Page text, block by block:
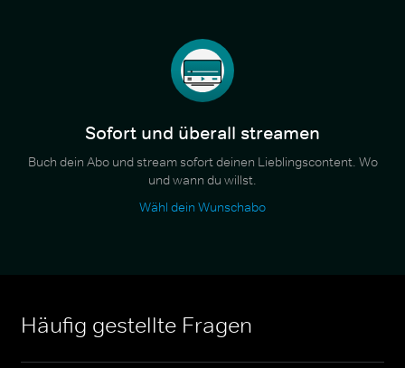
Sofort und überall streamen
Buch dein Abo und stream sofort deinen Lieblingscontent. Wo
und wann du willst.
Wähl dein Wunschabo
Häufig gestellte Fragen